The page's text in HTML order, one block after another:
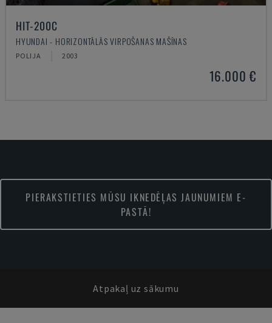
HIT-200C
HYUNDAI - HORIZONTĀLĀS VIRPOŠANAS MAŠĪNAS
POLIJA 2003
16.000 €
PIERAKSTIETIES MŪSU IKNEDĒĻAS JAUNUMIEM E-
PASTĀ!
Atpakaļ uz sākumu